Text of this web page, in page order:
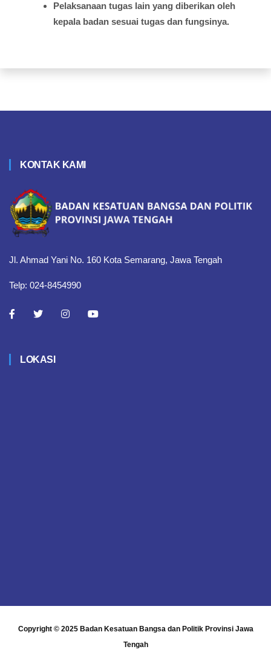
Pelaksanaan tugas lain yang diberikan oleh
kepalabadan sesuai tugas dan fungsinya.
KONTAK KAMI
Jl. Ahmad Yani No. 160 Kota Semarang, Jawa Tengah
Telp: 024-8454990
LOKASI
Copyright © 2025 Badan Kesatuan Bangsa dan Politik Provinsi Jawa
Tengah